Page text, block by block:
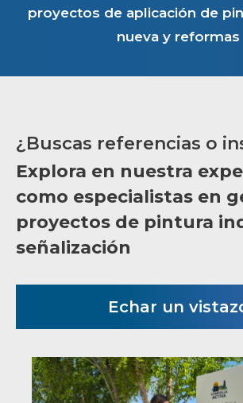
proyectos de aplicación de
nueva y reformas
¿Buscas referencias o
Explora en nuestra
como especialistas en
proyectos de pintura
señalización
Echar un